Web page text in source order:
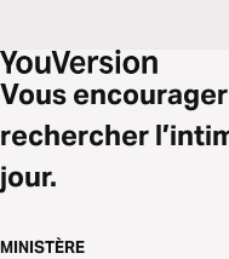
Vous
rechercher
jour.
MINISTÈRE